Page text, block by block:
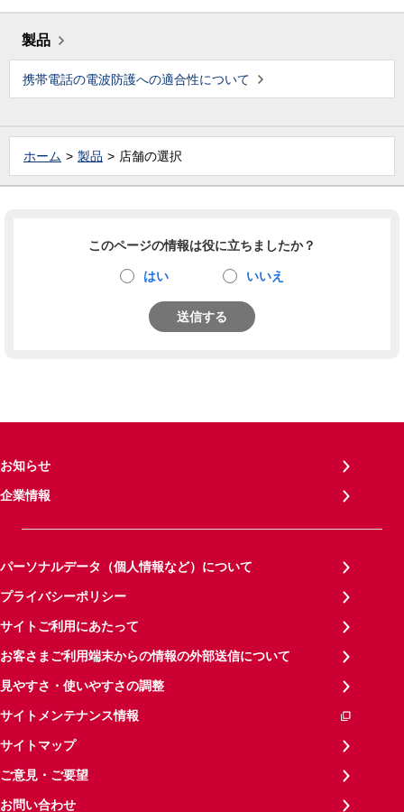
製品
携帯電話の電波防護への適合性について
ホーム 製品 店舗の選択
このページの情報は役に立ちましたか？
はい いいえ
送信する
お知らせ
企業情報
パーソナルデータ（個人情報など）について
プライバシーポリシー
サイトご利用にあたって
お客さまご利用端末からの情報の外部送信について
見やすさ・使いやすさの調整
サイトメンテナンス情報
サイトマップ
ご意見・ご要望
お問い合わせ